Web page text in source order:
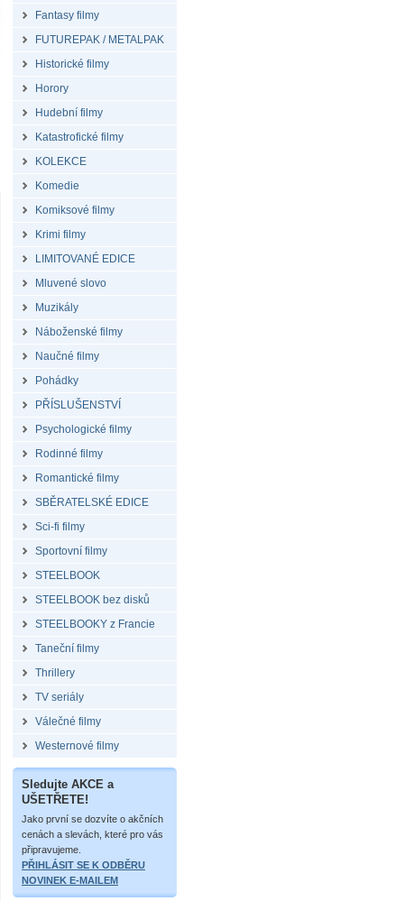
Fantasy filmy
FUTUREPAK / METALPAK
Historické filmy
Horory
Hudební filmy
Katastrofické filmy
KOLEKCE
Komedie
Komiksové filmy
Krimi filmy
LIMITOVANÉ EDICE
Mluvené slovo
Muzikály
Náboženské filmy
Naučné filmy
Pohádky
PŘÍSLUŠENSTVÍ
Psychologické filmy
Rodinné filmy
Romantické filmy
SBĚRATELSKÉ EDICE
Sci-fi filmy
Sportovní filmy
STEELBOOK
STEELBOOK bez disků
STEELBOOKY z Francie
Taneční filmy
Thrillery
TV seriály
Válečné filmy
Westernové filmy
Sledujte AKCE a
UŠETŘETE!
Jako první se dozvíte o akčních
cenách a slevách, které pro vás
připravujeme.
PŘIHLÁSIT SE K ODBĚRU
NOVINEK E-MAILEM